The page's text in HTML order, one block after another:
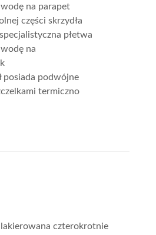
na parapet
części skrzydła
płetwa
na
posiada podwójne
termiczno
czterokrotnie